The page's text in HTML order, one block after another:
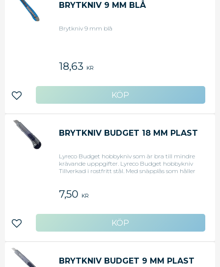
BRYTKNIV 9 MM BLÅ
Brytkniv 9 mm blå
18,63 KR
Lägg till i favoriter
BRYTKNIV BUDGET 18 MM PLAST
Lyreco Budget hobbykniv som är bra till mindre
krävande upppgifter. Lyreco Budget hobbykniv
Tillverkad i rostfritt stål. Med snäpplås som håller
Art.nr: 3.785.342
7,50 KR
Lägg till i favoriter
BRYTKNIV BUDGET 9 MM PLAST